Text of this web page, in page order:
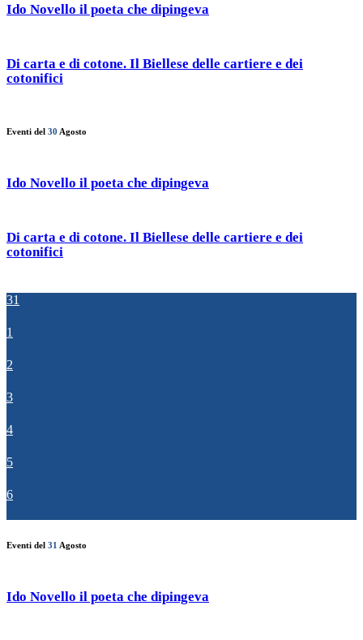
Ido Novello il poeta che dipingeva
Di carta e di cotone. Il Biellese delle cartiere e dei
cotonifici
Eventi del 30 Agosto
Ido Novello il poeta che dipingeva
Di carta e di cotone. Il Biellese delle cartiere e dei
cotonifici
31
1
2
3
4
5
6
Eventi del 31 Agosto
Ido Novello il poeta che dipingeva